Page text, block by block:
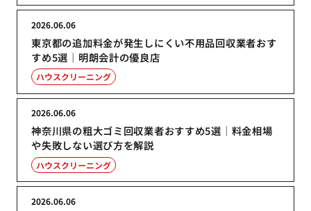
東京都の追加料金が発生しにくい不用品回収業者おす
すめ5選｜明朗会計の優良店
2026.06.06
ハウスクリーニング
神奈川県の粗大ゴミ回収業者おすすめ5選｜料金相場
や失敗しない選び方を解説
2026.06.06
ハウスクリーニング
2026.06.06